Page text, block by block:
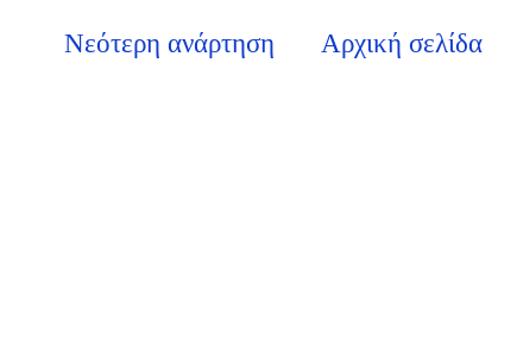
Νεότερη ανάρτηση Αρχική σελίδα